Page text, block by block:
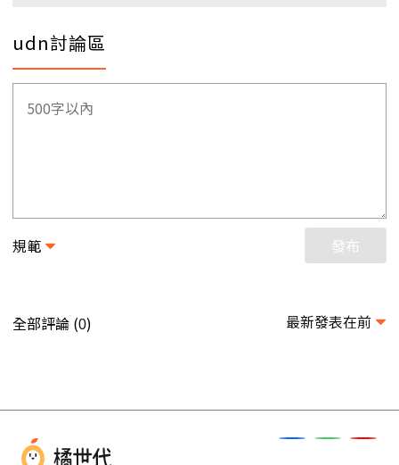
udn討論區
規範 發布
全部評論 (0) 最新發表在前